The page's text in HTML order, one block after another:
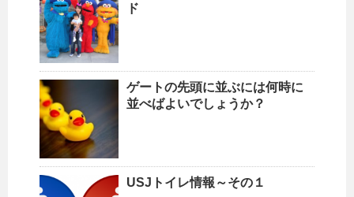
ド
ゲートの先頭に並ぶには何時に
並べばよいでしょうか？
USJトイレ情報～その１